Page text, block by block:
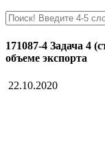
171087-4 Задача 4
объеме экспорта
22.10.2020